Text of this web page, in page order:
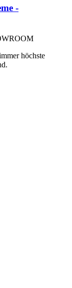
höchste